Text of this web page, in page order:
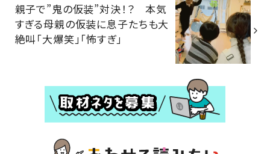
親子で”鬼の仮装”対決！？ 本気
すぎる母親の仮装に息子たちも大
絶叫「大爆笑」「怖すぎ」